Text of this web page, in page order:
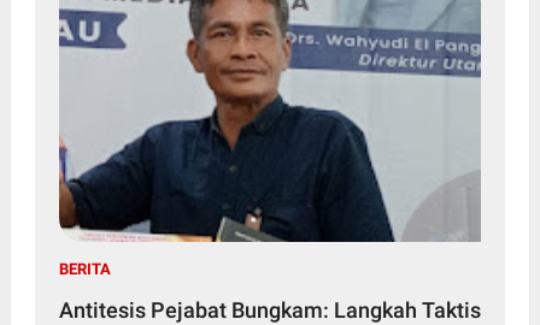
BERITA
Antitesis Pejabat Bungkam: Langkah Taktis